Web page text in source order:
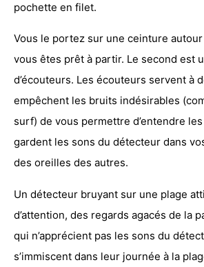
pochette en filet.
Vous le portez sur une ceinture
vous êtes prêt à partir. Le second est
d’écouteurs. Les écouteurs servent à
empêchent les bruits indésirables
surf) de vous permettre d’entendre
gardent les sons du détecteur dans
des oreilles des autres.
Un détecteur bruyant sur une plage
d’attention, des regards agacés de la
qui n’apprécient pas les sons du
s’immiscent dans leur journée à la